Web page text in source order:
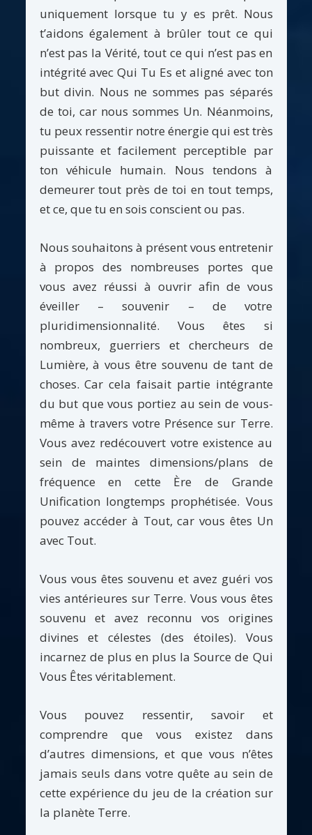
uniquement lorsque tu y es prêt. Nous
t’aidons également à brûler tout ce qui
n’est pas la Vérité, tout ce qui n’est pas en
intégrité avec Qui Tu Es et aligné avec ton
but divin. Nous ne sommes pas séparés
de toi, car nous sommes Un. Néanmoins,
tu peux ressentir notre énergie qui est très
puissante et facilement perceptible par
ton véhicule humain. Nous tendons à
demeurer tout près de toi en tout temps,
et ce, que tu en sois conscient ou pas.
Nous souhaitons à présent vous entretenir
à propos des nombreuses portes que
vous avez réussi à ouvrir afin de vous
éveiller – souvenir – de votre
pluridimensionnalité. Vous êtes si
nombreux, guerriers et chercheurs de
Lumière, à vous être souvenu de tant de
choses. Car cela faisait partie intégrante
du but que vous portiez au sein de vous-
même à travers votre Présence sur Terre.
Vous avez redécouvert votre existence au
sein de maintes dimensions/plans de
fréquence en cette Ère de Grande
Unification longtemps prophétisée. Vous
pouvez accéder à Tout, car vous êtes Un
avec Tout.
Vous vous êtes souvenu et avez guéri vos
vies antérieures sur Terre. Vous vous êtes
souvenu et avez reconnu vos origines
divines et célestes (des étoiles). Vous
incarnez de plus en plus la Source de Qui
Vous Êtes véritablement.
Vous pouvez ressentir, savoir et
comprendre que vous existez dans
d’autres dimensions, et que vous n’êtes
jamais seuls dans votre quête au sein de
cette expérience du jeu de la création sur
la planète Terre.